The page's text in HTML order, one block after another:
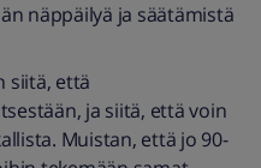
näppäilyä ja säätämistä
siitä, että
ja siitä, että voin
Muistan, että jo 90-